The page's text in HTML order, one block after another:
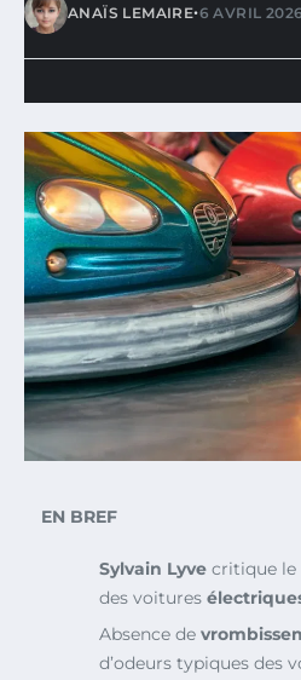
ANAÏS LEMAIRE•6 AVRIL 2026
EN BREF
Sylvain Lyve critique le
des voitures
Absence de
d’odeurs typiques des